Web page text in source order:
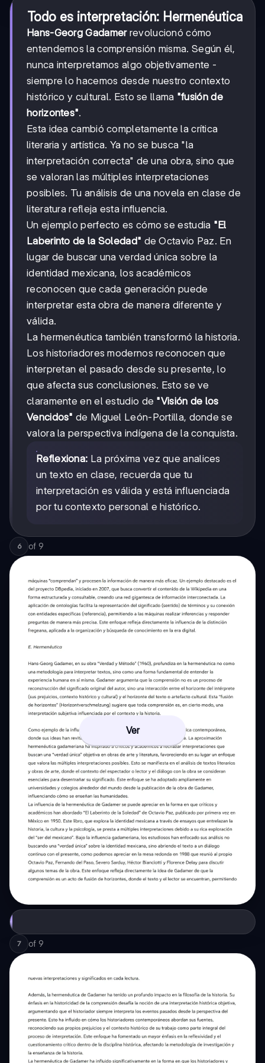
Todo es interpretación: Hermenéutica
Hans-Georg Gadamerrevolucionó cómo
entendemos la comprensión misma. Según él,
nunca interpretamos algo objetivamente -
siempre lo hacemos desde nuestro contexto
histórico y cultural. Esto se llama "fusión de
horizontes".
Esta idea cambió completamente la crítica
literaria y artística. Ya no se busca "la
interpretación correcta" de una obra, sino que
se valoran las múltiples interpretaciones
posibles. Tu análisis de una novela en clase de
literatura refleja esta influencia.
Un ejemplo perfecto es cómo se estudia "El
Laberinto de la Soledad" de Octavio Paz. En
lugar de buscar una verdad única sobre la
identidad mexicana, los académicos
reconocen que cada generación puede
interpretar esta obra de manera diferente y
válida.
La hermenéutica también transformó la historia.
Los historiadores modernos reconocen que
interpretan el pasado desde su presente, lo
que afecta sus conclusiones. Esto se ve
claramente en el estudio de "Visión de los
Vencidos" de Miguel León-Portilla, donde se
valora la perspectiva indígena de la conquista.
Reflexiona: La próxima vez que analices
un texto en clase, recuerda que tu
interpretación es válida y está influenciada
por tu contexto personal e histórico.
6 of 9
Ver
7 of 9